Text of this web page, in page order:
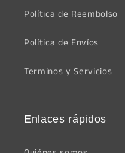
Política de Reembolso
Política de Envíos
Terminos y Servicios
Enlaces rápidos